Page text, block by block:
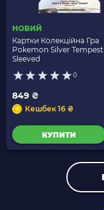
НОВИЙ
Картки Колекційна Гра
Pokemon Silver Tempest
Sleeved
0
849 ₴
Кешбек 16 ₴
КУПИТИ